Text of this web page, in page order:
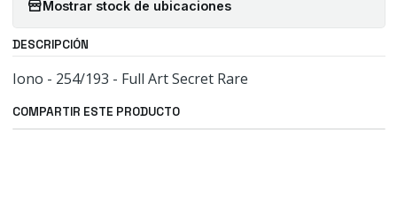
Mostrar stock de ubicaciones
DESCRIPCIÓN
Iono - 254/193 - Full Art Secret Rare
COMPARTIR ESTE PRODUCTO